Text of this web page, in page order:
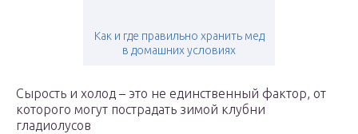
Как и где правильно хранить мед
в домашних условиях
Сырость и холод – это не единственный фактор, от
которого могут пострадать зимой клубни
гладиолусов